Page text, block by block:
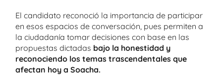
El candidato reconoció la importancia de participar
en esos espacios de conversación, pues permiten a
la ciudadanía tomar decisiones con base en las
propuestas dictadas bajo la honestidad y
reconociendo los temas trascendentales que
afectan hoy a Soacha.